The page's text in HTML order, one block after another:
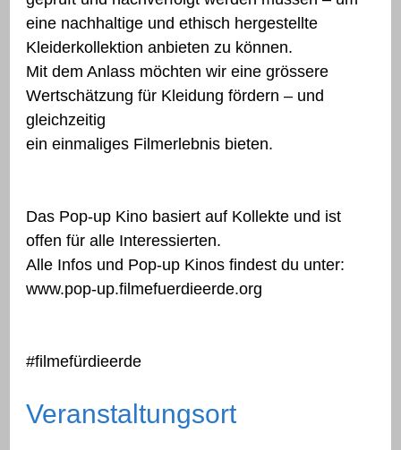
eine nachhaltige und ethisch hergestellte
Kleiderkollektion anbieten zu können.
Mit dem Anlass möchten wir eine grössere
Wertschätzung für Kleidung fördern – und
gleichzeitig
ein einmaliges Filmerlebnis bieten.
Das Pop-up Kino basiert auf Kollekte und ist
offen für alle Interessierten.
Alle Infos und Pop-up Kinos findest du unter:
www.pop-up.filmefuerdieerde.org
#filmefürdieerde
Veranstaltungsort